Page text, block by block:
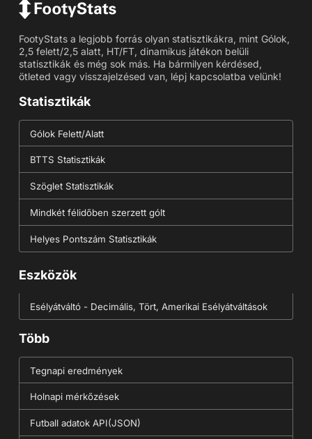
FootyStats a legjobb forrás olyan statisztikákra, mint Gólok,
2,5 felett/2,5 alatt, HT/FT, dinamikus játékon belüli
statisztikák és még sok más. Ha bármilyen kérdésed,
ötleted vagy visszajelzésed van, lépj kapcsolatba velünk!
Statisztikák
Gólok Felett/Alatt
BTTS Statisztikák
Szöglet Statisztikák
Mindkét félidőben szerzett gólt
Helyes Pontszám Statisztikák
Eszközök
Esélyátváltó - Decimális, Tört, Amerikai Esélyátváltások
Több
Tegnapi eredmények
Holnapi mérkőzések
Futball adatok API(JSON)